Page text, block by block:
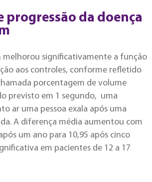
progressão da doença
melhorou significativamente a função
aos controles, conforme refletido
porcentagem de volume
previsto em 1 segundo, uma
ar uma pessoa exala após uma
A diferença média aumentou com
um ano para 10,95 após cinco
em pacientes de 12 a 17